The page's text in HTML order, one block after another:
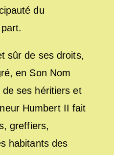
du
sûr de ses droits,
en Son Nom
ses héritiers et
Humbert II fait
greffiers,
habitants des